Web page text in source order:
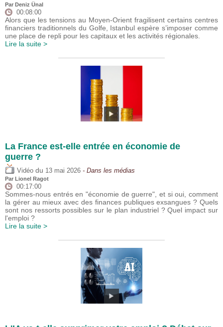
Par Deniz Ünal
00:08:00
Alors que les tensions au Moyen-Orient fragilisent certains centres
financiers traditionnels du Golfe, Istanbul espère s’imposer comme
une place de repli pour les capitaux et les activités régionales.
Lire la suite >
La France est-elle entrée en économie de
guerre ?
Vidéo du 13 mai 2026 - Dans les médias
Par Lionel Ragot
00:17:00
Sommes-nous entrés en "économie de guerre", et si oui, comment
la gérer au mieux avec des finances publiques exsangues ? Quels
sont nos ressorts possibles sur le plan industriel ? Quel impact sur
l'emploi ?
Lire la suite >